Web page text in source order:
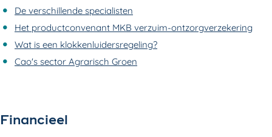
De verschillende specialisten
Het productconvenant MKB verzuim-ontzorgverzekering
Wat is een klokkenluidersregeling?
Cao's sector Agrarisch Groen
Financieel